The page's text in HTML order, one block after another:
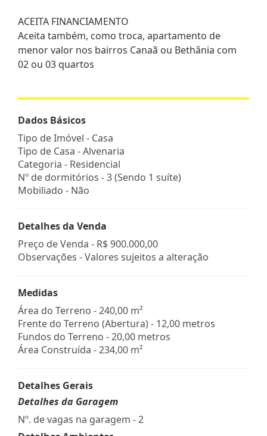
ACEITA FINANCIAMENTO
Aceita também, como troca, apartamento de
menor valor nos bairros Canaã ou Bethânia com
02 ou 03 quartos
Dados Básicos
Tipo de Imóvel - Casa
Tipo de Casa - Alvenaria
Categoria - Residencial
Nº de dormitórios - 3 (Sendo 1 suíte)
Mobiliado - Não
Detalhes da Venda
Preço de Venda - R$ 900.000,00
Observações - Valores sujeitos a alteração
Medidas
Área do Terreno - 240,00 m²
Frente do Terreno (Abertura) - 12,00 metros
Fundos do Terreno - 20,00 metros
Área Construída - 234,00 m²
Detalhes Gerais
Detalhes da Garagem
Nº. de vagas na garagem - 2